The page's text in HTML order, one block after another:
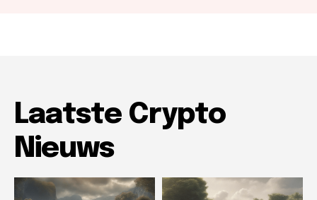
Laatste Crypto
Nieuws